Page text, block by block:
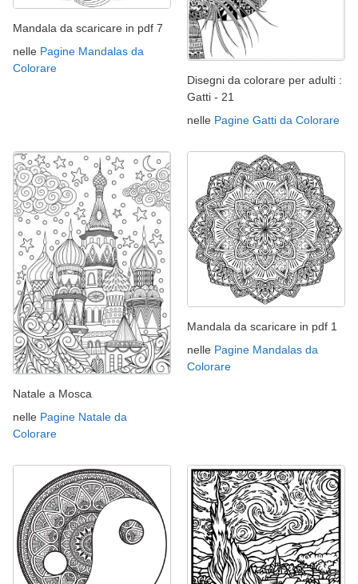
Mandala da scaricare in pdf 7
nelle Pagine Mandalas da
Colorare
Disegni da colorare per adulti :
Gatti - 21
nelle Pagine Gatti da Colorare
Natale a Mosca
nelle Pagine Natale da
Colorare
Mandala da scaricare in pdf 1
nelle Pagine Mandalas da
Colorare